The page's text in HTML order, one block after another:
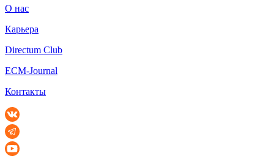
О нас
Карьера
Directum Club
ECM-Journal
Контакты